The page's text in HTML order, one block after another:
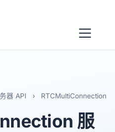
器 API › RTCMultiConnection
服